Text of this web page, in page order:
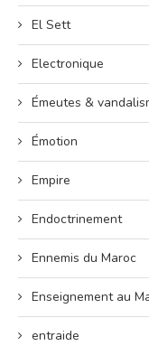
El Sett
Electronique
Émeutes &
Émotion
Empire
Endoctrinement
Ennemis du Maroc
Enseignement au
entraide